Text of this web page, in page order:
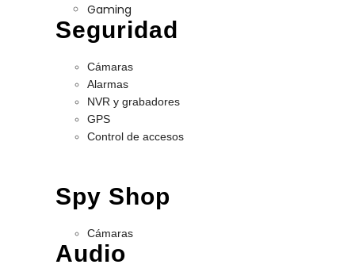
Gaming
Seguridad
Cámaras
Alarmas
NVR y grabadores
GPS
Control de accesos
Spy Shop
Cámaras
Audio